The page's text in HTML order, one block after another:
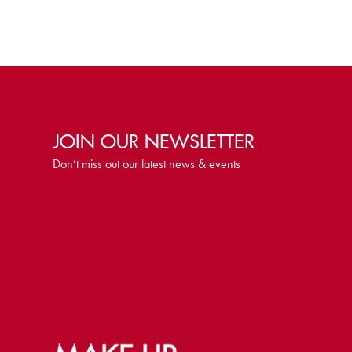
JOIN OUR NEWSLETTER
Don’t miss out our latest news & events